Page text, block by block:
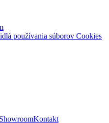
používania súborov Cookies
ShowroomKontakt